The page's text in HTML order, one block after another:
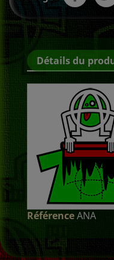
Détails du
RéférenceANA